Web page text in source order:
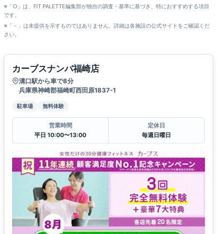
※「○」は、FIT PALETTE編集部が独自の調査・基準に基づき、特におすすめする項目
です。
※「－」は未提供を示すものではありません。詳細は各施設の公式サイトをご確認くだ
さい。
カーブスナンバ福崎店
溝口駅から車で8分
兵庫県神崎郡福崎町西田原1837-1
駐車場 無料体験
営業時間
平日 10:00〜13:00
定休日
毎週日曜日